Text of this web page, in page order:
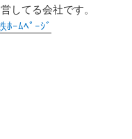
してる会社です。
ﾎｰﾑﾍﾟｰｼﾞ